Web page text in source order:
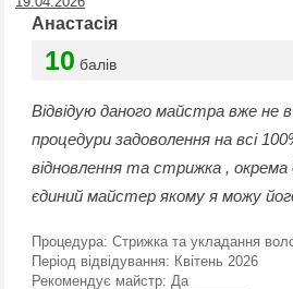
Анастасія
10 балів
Відвідую даного майстра вже не
процедури задоволення на всі
відновлення та стрижка ,
єдиний майстер якому я можу
Процедура: Стрижка та укладання
Період відвідування: Квітень 2026
Рекомендує майстр: Да